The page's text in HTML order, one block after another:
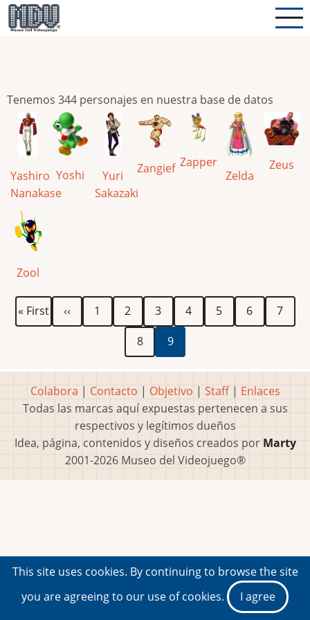
Pasar
al
Tenemos 344 personajes en nuestra base de datos
Yashiro
Nanakase
Yoshi
Yuri
Sakazaki
Zangief Zapper
Zelda
Zeus
Zool
Paginación
Primera
página
« First
anterior
‹‹ Página
1 Página
2 Página
3 Página
4 Página
5 Página
6 Página
7
Página
8
Página
actual
9
Colabora | Contacto | Objetivo | Staff| Enlaces
Todas las marcas aquí expuestas pertenecen a sus
respectivos y legítimos dueños
Idea, página, contenidos y diseños creados por Marty
2001-2026 Museo del Videojuego®
This site uses cookies. By continuing to browse the site
you are agreeing to our use of cookies.
I agree